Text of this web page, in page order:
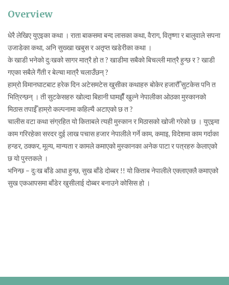
Overview
धेरै लेखिए युएइका कथा । राता बाकसमा बन्द लासका कथा, वैराग, वितृष्णा र बालुवाले सपना
उजाडेका कथा, अनि सुख्खा खबुस र अतृप्त खडेरीका कथा ।
के खाडी भनेको दुःखको सागर मात्रै हो त ? खाडीमा सबैको बिचल्ली मात्रै हुन्छ र ? खाडी
गएका सबैले गैंती र बेल्चा मात्रै चलाउँछन् ?
हाम्रो विमानघाटबाट हरेक दिन अटेसमटेस खुसीका कथाहरु बोकेर हजारौँ सुटकेस पनि त
भित्रिन्छन् । ती सुटकेसहरु खोल्दा बिहानी घामझैँ खुल्ने नेपालीका ओठका मुस्कानको
मिठास तपाईँ हाम्रो कल्पनामा कहिल्यै अटाएको छ त ?
चालीस वटा कथा संग्रहित यो किताबले त्यही मुस्कान र मिठासको खोजी गरेको छ । युएइमा
काम गरिरहेका सरदर दुई लाख पचास हजार नेपालीले गर्ने काम, कमाइ, विदेशमा काम गर्दाका
हन्डर, ठक्कर, मूल्य, मान्यता र कामले कमाएको मुस्कानका अनेक पाटा र पत्रहरु केलाएको
छ यो पुस्तकले ।
भनिन्छ – दुःख बाँडे आधा हुन्छ, सुख बाँडे दोब्बर !! यो किताब नेपालीले एक्लाएक्लै कमाएको
सुख एकआपसमा बाँडेर खुसीलाई दोब्बर बनाउने कोसिस हो ।